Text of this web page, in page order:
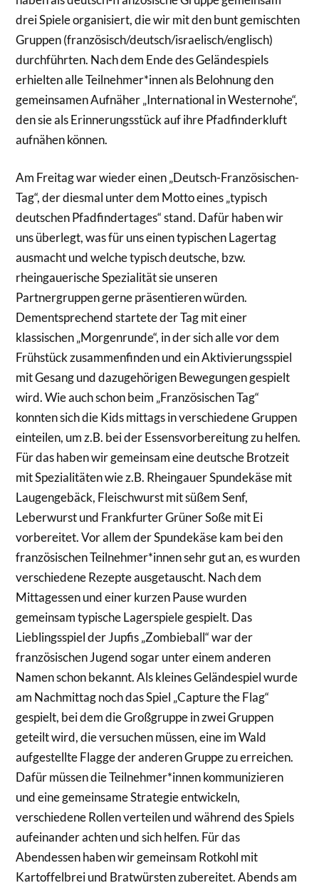
drei Spiele organisiert, die wir mit den bunt gemischten
Gruppen (französisch/deutsch/israelisch/englisch)
durchführten. Nach dem Ende des Geländespiels
erhielten alle Teilnehmer*innen als Belohnung den
gemeinsamen Aufnäher „International in Westernohe“,
den sie als Erinnerungsstück auf ihre Pfadfinderkluft
aufnähen können.
Am Freitag war wieder einen „Deutsch-Französischen-
Tag“, der diesmal unter dem Motto eines „typisch
deutschen Pfadfindertages“ stand. Dafür haben wir
uns überlegt, was für uns einen typischen Lagertag
ausmacht und welche typisch deutsche, bzw.
rheingauerische Spezialität sie unseren
Partnergruppen gerne präsentieren würden.
Dementsprechend startete der Tag mit einer
klassischen „Morgenrunde“, in der sich alle vor dem
Frühstück zusammenfinden und ein Aktivierungsspiel
mit Gesang und dazugehörigen Bewegungen gespielt
wird. Wie auch schon beim „Französischen Tag“
konnten sich die Kids mittags in verschiedene Gruppen
einteilen, um z.B. bei der Essensvorbereitung zu helfen.
Für das haben wir gemeinsam eine deutsche Brotzeit
mit Spezialitäten wie z.B. Rheingauer Spundekäse mit
Laugengebäck, Fleischwurst mit süßem Senf,
Leberwurst und Frankfurter Grüner Soße mit Ei
vorbereitet. Vor allem der Spundekäse kam bei den
französischen Teilnehmer*innen sehr gut an, es wurden
verschiedene Rezepte ausgetauscht. Nach dem
Mittagessen und einer kurzen Pause wurden
gemeinsam typische Lagerspiele gespielt. Das
Lieblingsspiel der Jupfis „Zombieball“ war der
französischen Jugend sogar unter einem anderen
Namen schon bekannt. Als kleines Geländespiel wurde
am Nachmittag noch das Spiel „Capture the Flag“
gespielt, bei dem die Großgruppe in zwei Gruppen
geteilt wird, die versuchen müssen, eine im Wald
aufgestellte Flagge der anderen Gruppe zu erreichen.
Dafür müssen die Teilnehmer*innen kommunizieren
und eine gemeinsame Strategie entwickeln,
verschiedene Rollen verteilen und während des Spiels
aufeinander achten und sich helfen. Für das
Abendessen haben wir gemeinsam Rotkohl mit
Kartoffelbrei und Bratwürsten zubereitet. Abends am